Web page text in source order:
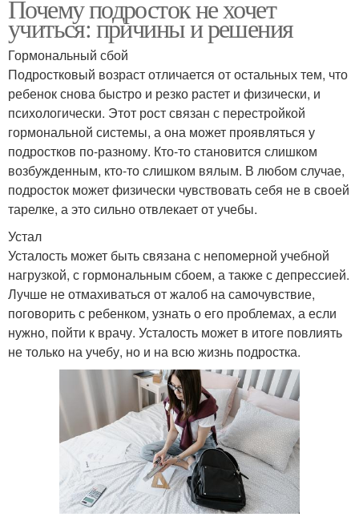
Почему подросток не хочет
учиться: причины и решения
Гормональный сбой
Подростковый возраст отличается от остальных тем, что
ребенок снова быстро и резко растет и физически, и
психологически. Этот рост связан с перестройкой
гормональной системы, а она может проявляться у
подростков по-разному. Кто-то становится слишком
возбужденным, кто-то слишком вялым. В любом случае,
подросток может физически чувствовать себя не в своей
тарелке, а это сильно отвлекает от учебы.
Устал
Усталость может быть связана с непомерной учебной
нагрузкой, с гормональным сбоем, а также с депрессией.
Лучше не отмахиваться от жалоб на самочувствие,
поговорить с ребенком, узнать о его проблемах, а если
нужно, пойти к врачу. Усталость может в итоге повлиять
не только на учебу, но и на всю жизнь подростка.